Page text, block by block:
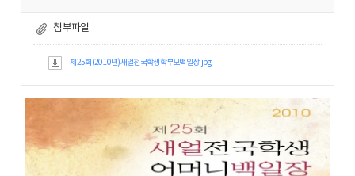
첨부파일
제25회(2010년)새얼전국학생학부모백일장.jpg